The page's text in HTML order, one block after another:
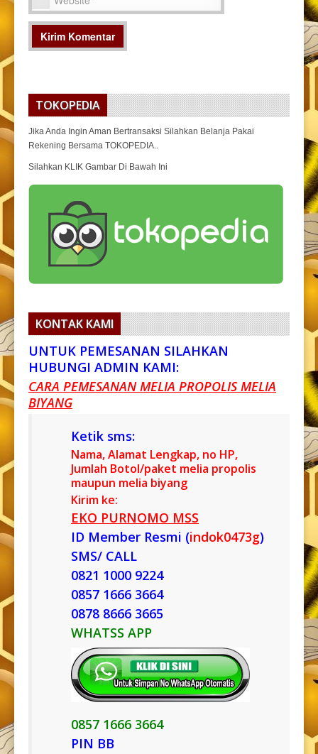
TOKOPEDIA
Jika Anda Ingin Aman Bertransaksi Silahkan Belanja Pakai
Rekening Bersama TOKOPEDIA..
Silahkan KLIK Gambar Di Bawah Ini
KONTAK KAMI
UNTUK PEMESANAN SILAHKAN
HUBUNGI ADMIN KAMI:
CARA PEMESANAN MELIA PROPOLIS MELIA
BIYANG
Ketik sms:
Nama, Alamat Lengkap, no HP,
Jumlah Botol/paket melia propolis
maupun melia biyang
Kirim ke:
EKO PURNOMO MSS
ID Member Resmi (indok0473g)
SMS/ CALL
0821 1000 9224
0857 1666 3664
0878 8666 3665
WHATSS APP
0857 1666 3664
PIN BB